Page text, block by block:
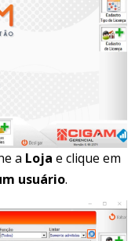
a Loja e clique em
usuário.